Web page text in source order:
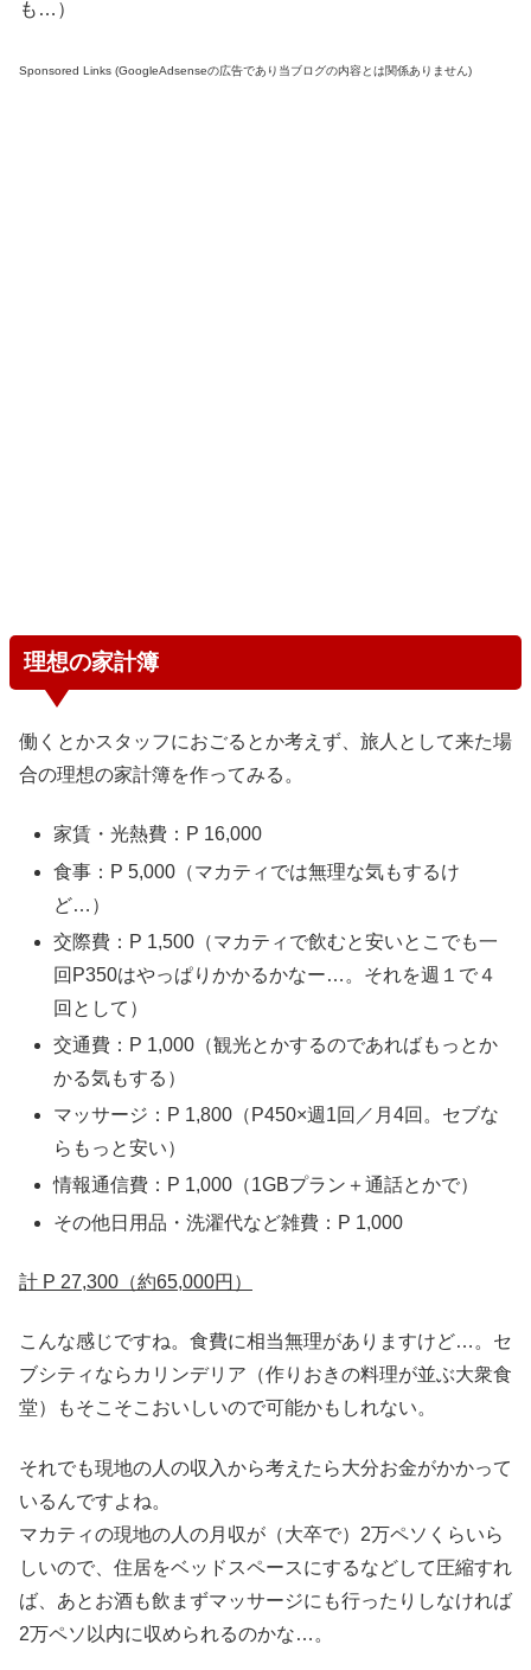
も…）
Sponsored Links (GoogleAdsenseの広告であり当ブログの内容とは関係ありません)
理想の家計簿
働くとかスタッフにおごるとか考えず、旅人として来た場
合の理想の家計簿を作ってみる。
家賃・光熱費：P 16,000
食事：P 5,000（マカティでは無理な気もするけ
ど…）
交際費：P 1,500（マカティで飲むと安いとこでも一
回P350はやっぱりかかるかなー…。それを週１で４
回として）
交通費：P 1,000（観光とかするのであればもっとか
かる気もする）
マッサージ：P 1,800（P450×週1回／月4回。セブな
らもっと安い）
情報通信費：P 1,000（1GBプラン＋通話とかで）
その他日用品・洗濯代など雑費：P 1,000
計 P 27,300（約65,000円）
こんな感じですね。食費に相当無理がありますけど…。セ
ブシティならカリンデリア（作りおきの料理が並ぶ大衆食
堂）もそこそこおいしいので可能かもしれない。
それでも現地の人の収入から考えたら大分お金がかかって
いるんですよね。
マカティの現地の人の月収が（大卒で）2万ペソくらいら
しいので、住居をベッドスペースにするなどして圧縮すれ
ば、あとお酒も飲まずマッサージにも行ったりしなければ
2万ペソ以内に収められるのかな…。